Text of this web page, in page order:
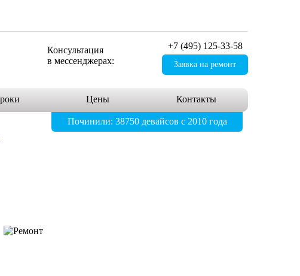
Консультация
в мессенджерах:
+7 (495) 125-33-58
Заявка на ремонт
Цены Контакты
Починили: 38750 девайсов с 2010 года